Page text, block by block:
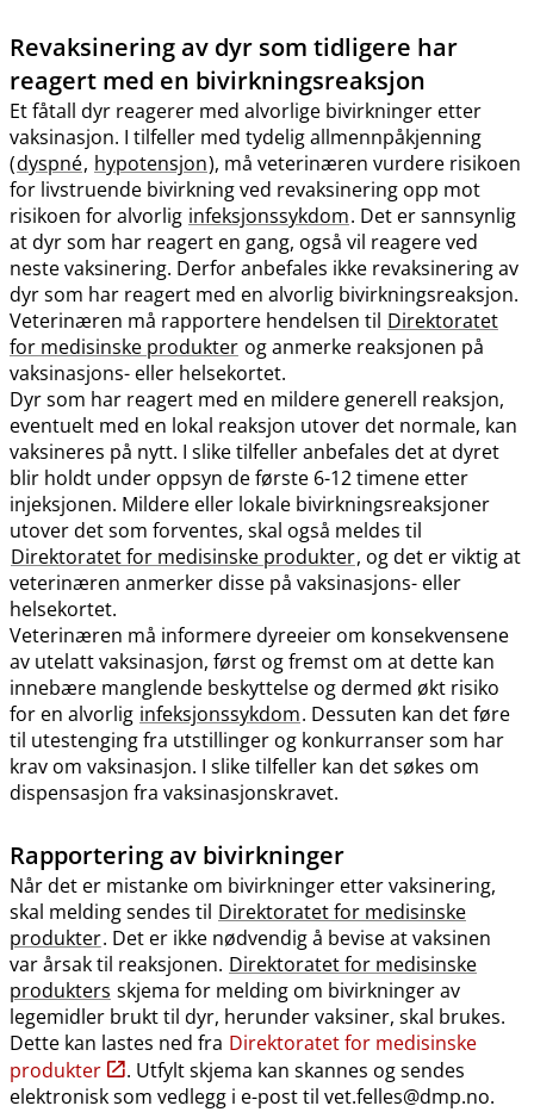
Revaksinering av dyr som tidligere har
reagert med en bivirkningsreaksjon
Et fåtall dyr reagerer med alvorlige bivirkninger etter
vaksinasjon. I tilfeller med tydelig allmennpåkjenning
(dyspné, hypotensjon), må veterinæren vurdere risikoen
for livstruende bivirkning ved revaksinering opp mot
risikoen for alvorlig infeksjonssykdom. Det er sannsynlig
at dyr som har reagert en gang, også vil reagere ved
neste vaksinering. Derfor anbefales ikke revaksinering av
dyr som har reagert med en alvorlig bivirkningsreaksjon.
Veterinæren må rapportere hendelsen til Direktoratet
for medisinske produkter og anmerke reaksjonen på
vaksinasjons- eller helsekortet.
Dyr som har reagert med en mildere generell reaksjon,
eventuelt med en lokal reaksjon utover det normale, kan
vaksineres på nytt. I slike tilfeller anbefales det at dyret
blir holdt under oppsyn de første 6-12 timene etter
injeksjonen. Mildere eller lokale bivirkningsreaksjoner
utover det som forventes, skal også meldes til
Direktoratet for medisinske produkter, og det er viktig at
veterinæren anmerker disse på vaksinasjons- eller
helsekortet.
Veterinæren må informere dyreeier om konsekvensene
av utelatt vaksinasjon, først og fremst om at dette kan
innebære manglende beskyttelse og dermed økt risiko
for en alvorlig infeksjonssykdom. Dessuten kan det føre
til utestenging fra utstillinger og konkurranser som har
krav om vaksinasjon. I slike tilfeller kan det søkes om
dispensasjon fra vaksinasjonskravet.
Rapportering av bivirkninger
Når det er mistanke om bivirkninger etter vaksinering,
skal melding sendes til Direktoratet for medisinske
produkter. Det er ikke nødvendig å bevise at vaksinen
var årsak til reaksjonen. Direktoratet for medisinske
produkters skjema for melding om bivirkninger av
legemidler brukt til dyr, herunder vaksiner, skal brukes.
Dette kan lastes ned fra Direktoratet for medisinske
produkter
. Utfylt skjema kan skannes og sendes
elektronisk som vedlegg i e-post til vet.felles@dmp.no.